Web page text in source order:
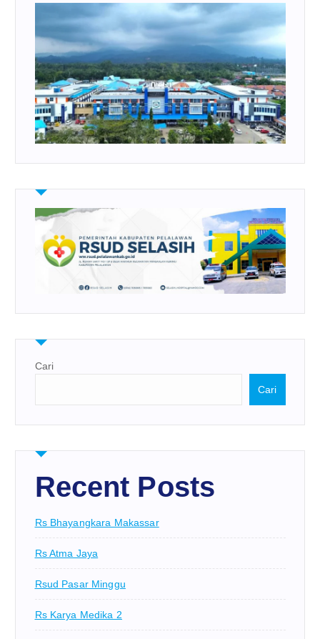
Cari
Cari
Recent Posts
Rs Bhayangkara Makassar
Rs Atma Jaya
Rsud Pasar Minggu
Rs Karya Medika 2